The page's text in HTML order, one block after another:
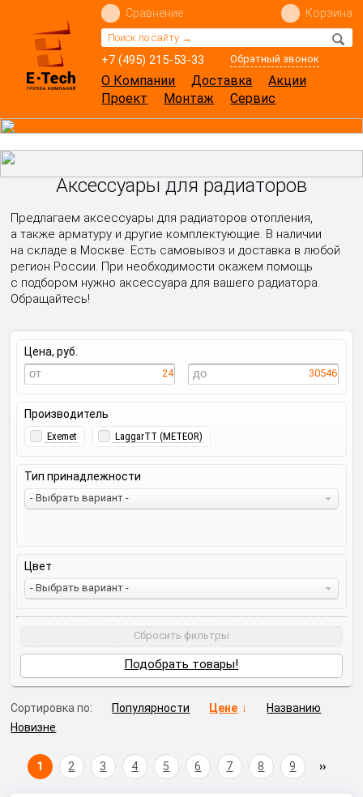
+7 (495) 215-53-33 Обратный звонок
Сравнение Корзина
О Компании Доставка
Акции
Проект
Монтаж Сервис
Аксессуары для радиаторов
Предлагаем аксессуары для радиаторов отопления,
а также арматуру и другие комплектующие. В наличии
на складе в Москве. Есть самовывоз и доставка в любой
регион России. При необходимости окажем помощь
с подбором нужно аксессуара для вашего радиатора.
Обращайтесь!
Цена, руб.
24 30546
Производитель
Exemet LaggarTT (METEOR)
Тип принадлежности
- Выбрать вариант -
Цвет
- Выбрать вариант -
Подобрать товары!
Сбросить фильтры
Сортировка по: Популярности Цене
Названию
Новизне
1 2 3 4 5 6 7 8 9